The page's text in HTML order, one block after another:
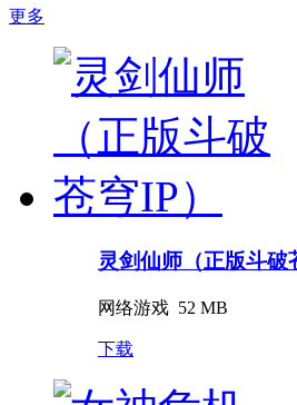
更多
灵剑仙师（正版斗破
网络游戏 52 MB
下载